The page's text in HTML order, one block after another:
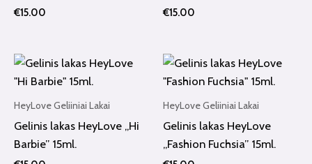
€15.00 €15.00
HeyLove Geliiniai Lakai
Gelinis lakas HeyLove „Hi
Barbie” 15ml.
HeyLove Geliiniai Lakai
Gelinis lakas HeyLove
„Fashion Fuchsia” 15ml.